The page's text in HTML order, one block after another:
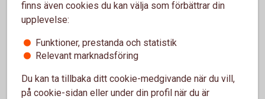
Stora företag och institutioner
lösningar för din organisation.
finns även cookies du kan välja som förbättrar din
upplevelse:
Funktioner, prestanda och statistik
Relevant marknadsföring
Du kan ta tillbaka ditt cookie-medgivande när du vill,
på cookie-sidan eller under din profil när du är